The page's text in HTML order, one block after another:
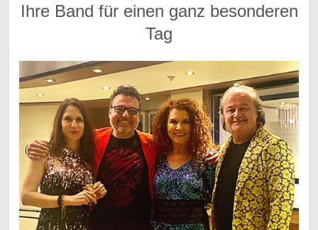
Ihre Band für einen ganz besonderen
Tag